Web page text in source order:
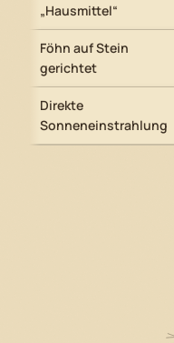
„Hausmittel“
Föhn auf Stein
gerichtet
Direkte
Sonneneinstrahlung